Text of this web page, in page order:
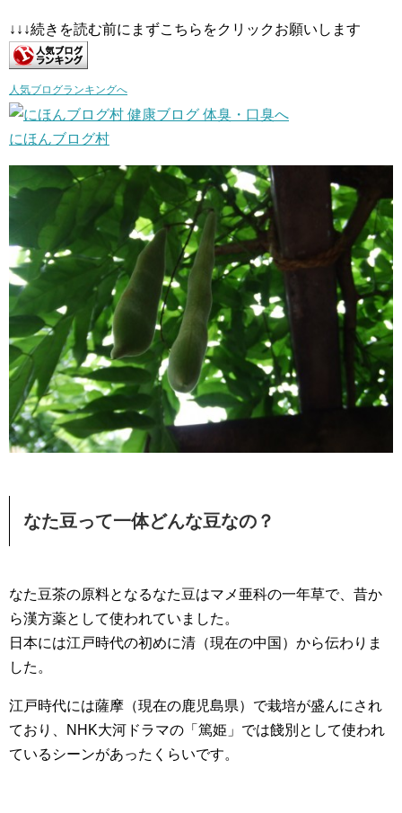
↓↓↓続きを読む前にまずこちらをクリックお願いします
人気ブログランキングへ
にほんブログ村
なた豆って一体どんな豆なの？
なた豆茶の原料となるなた豆はマメ亜科の一年草で、昔か
ら漢方薬として使われていました。
日本には江戸時代の初めに清（現在の中国）から伝わりま
した。
江戸時代には薩摩（現在の鹿児島県）で栽培が盛んにされ
ており、NHK大河ドラマの「篤姫」では餞別として使われ
ているシーンがあったくらいです。